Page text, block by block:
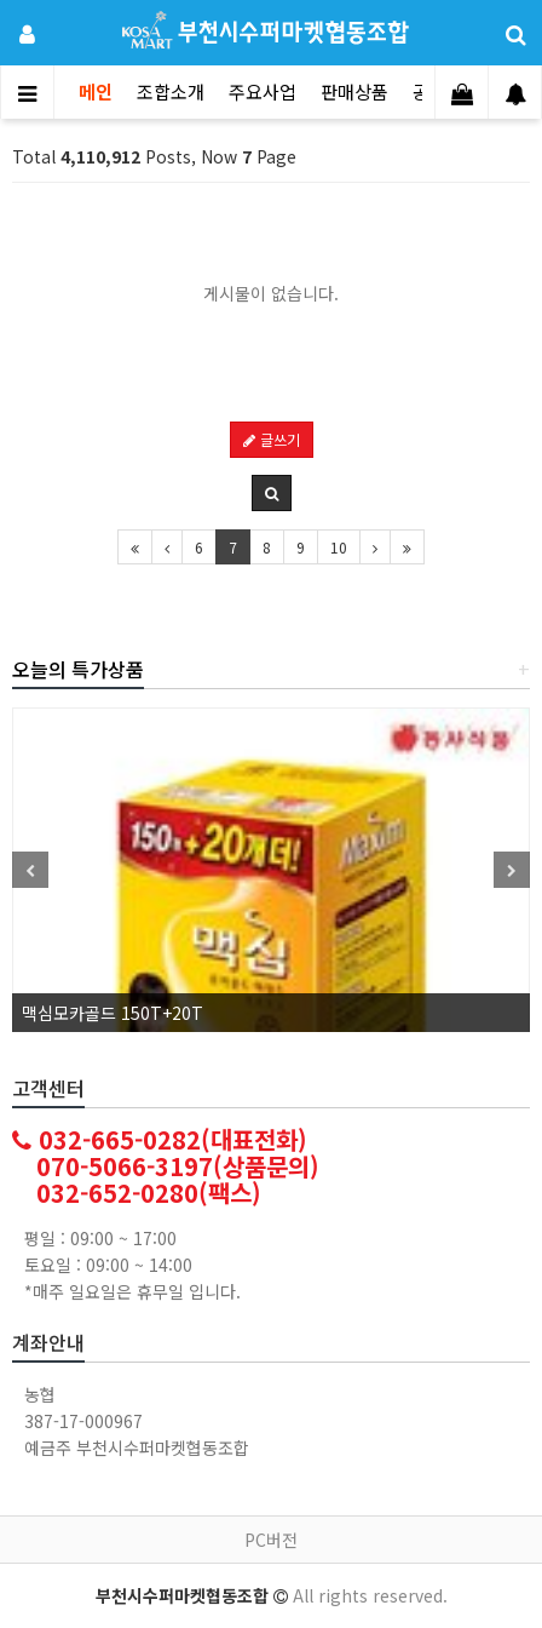
메인 조합소개 주요사업 판매상품 공지사항 문
Total 4,110,912 Posts, Now 7 Page
게시물이 없습니다.
글쓰기
6 7 8 9 10
+
오늘의 특가상품
맥심모카골드 150T+20T
고객센터
032-665-0282(대표전화)
070-5066-3197(상품문의)
032-652-0280(팩스)
평일 : 09:00 ~ 17:00
토요일 : 09:00 ~ 14:00
*매주 일요일은 휴무일 입니다.
계좌안내
농협
387-17-000967
예금주 부천시수퍼마켓협동조합
PC버전
부천시수퍼마켓협동조합 All rights reserved.